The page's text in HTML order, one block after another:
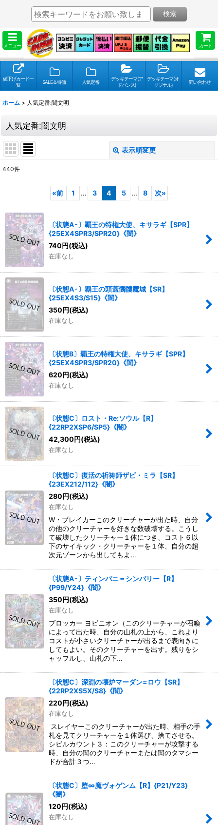
メニュー カート
検索
値下げカード一
覧
SALE＆特価 人気定番
デッキテーマ(ア
ドバンス)
デッキテーマ(オ
リジナル)
問い合わせ
ホーム > 人気定番:闇文明
人気定番:闇文明
表示順変更
絞り込む
440件
«前 1 ... 3 4 5 ... 8 次»
〔状態A-〕覇王の特権大使、キサラギ【SPR】
{25EX4SPR3/SPR20}《闇》
740円(税込)
在庫なし
〔状態A-〕覇王の頭蓋髑髏魔城【SR】
{25EX4S3/S15}《闇》
350円(税込)
在庫なし
〔状態B〕覇王の特権大使、キサラギ【SPR】
{25EX4SPR3/SPR20}《闇》
620円(税込)
在庫なし
〔状態C〕ロスト・Re:ソウル【R】
{22RP2XSP6/SP5}《闇》
42,300円(税込)
在庫なし
〔状態C〕復活の祈祷師ザビ・ミラ【SR】
{23EX212/112}《闇》
280 円(税込)
在庫なし
W・ブレイカーこのクリーチャーが出た時、自分
の他のクリーチャーを好きな数破壊する。こうし
て破壊したクリーチャー１体につき、コスト６以
下のサイキック・クリーチャーを１体、自分の超
次元ゾーンから出してもよ…
〔状態A-〕ティンパニ＝シンバリー【R】
{P99/Y24}《闇》
350 円(税込)
在庫なし
ブロッカー ヨビニオン（このクリーチャーが召喚
によって出た時、自分の山札の上から、これより
コストが小さいクリーチャーが出るまで表向きに
してもよい。そのクリーチャーを出す。残りをシ
ャッフルし、山札の下…
〔状態C〕深淵の壊炉マーダン=ロウ【SR】
{22RP2XS5X/S8}《闇》
220 円(税込)
在庫なし
スレイヤーこのクリーチャーが出た時、相手の手
札を見てクリーチャーを１体選び、捨てさせる。
シビルカウント３：このクリーチャーが攻撃する
時、自分の闇のクリーチャーまたは闇のタマシー
ドが合計３つ…
〔状態C〕堕∞魔ヴォゲンム【R】{P21/Y23}
《闇》
120 円(税込)
在庫なし